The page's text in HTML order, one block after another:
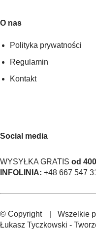
O nas
Polityka prywatności
Regulamin
Kontakt
Social media
WYSYŁKA GRATIS od
INFOLINIA: +48 667 547
© Copyright
| Wszelkie
Łukasz Tyczkowski -